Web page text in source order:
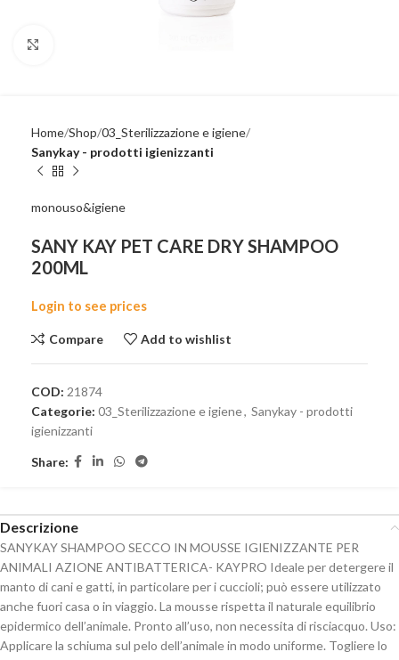
Home Shop 03_Sterilizzazione e igiene
Sanykay - prodotti igienizzanti
monouso&igiene
SANY KAY PET CARE DRY SHAMPOO
200ML
Login to see prices
Compare Add to wishlist
COD: 21874
Categorie: 03_Sterilizzazione e igiene, Sanykay - prodotti
igienizzanti
Share:
Descrizione
SANYKAY SHAMPOO SECCO IN MOUSSE IGIENIZZANTE PER
ANIMALI AZIONE ANTIBATTERICA- KAYPRO Ideale per detergere il
manto di cani e gatti, in particolare per i cuccioli; può essere utilizzato
anche fuori casa o in viaggio. La mousse rispetta il naturale equilibrio
epidermico dell’animale. Pronto all’uso, non necessita di risciacquo. Uso:
Applicare la schiuma sul pelo dell’animale in modo uniforme. Togliere lo